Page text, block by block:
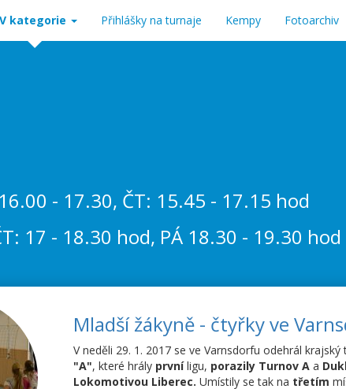
kategorie Přihlášky na turnaje Kempy Fotoarchiv
- 17.30, ČT: 15.45 - 17.15 hod
17 - 18.30 hod, PÁ 18.30 - 19.30 hod
Mladší žákyně - čtyřky ve
V neděli 29. 1. 2017 se ve Varnsdorfu odehrál
"A", které hrály prvníligu, porazily Turnov A a
Lokomotivou Liberec. Umístily se tak na třetím